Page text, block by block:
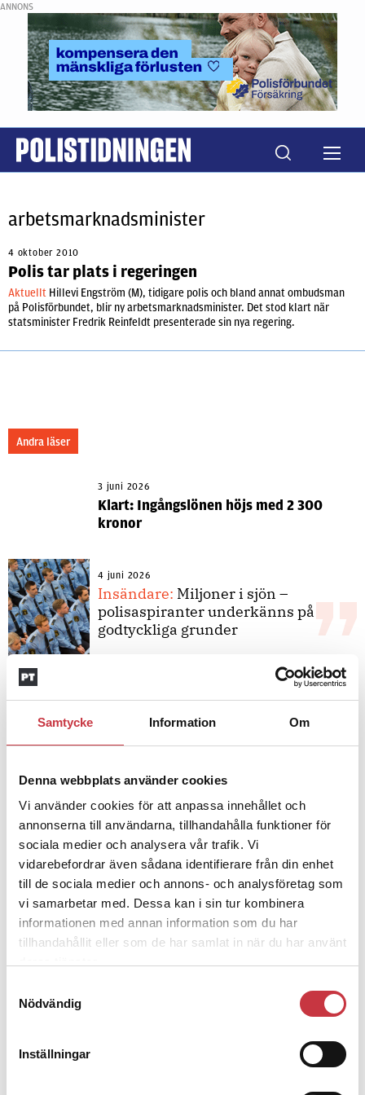
Samtycke Information Om
Denna webbplats använder cookies
Vi använder cookies för att anpassa innehållet och
annonserna till användarna, tillhandahålla funktioner för
sociala medier och analysera vår trafik. Vi
vidarebefordrar även sådana identifierare från din enhet
till de sociala medier och annons- och analysföretag som
vi samarbetar med. Dessa kan i sin tur kombinera
informationen med annan information som du har
tillhandahållit eller som de har samlat in när du har använt
Nödvändig
Inställningar
ANNONS
arbetsmarknadsminister
4 oktober 2010
Polis tar plats i regeringen
Aktuellt Hillevi Engström (M), tidigare polis och bland annat ombudsman
på Polisförbundet, blir ny arbetsmarknadsminister. Det stod klart när
statsminister Fredrik Reinfeldt presenterade sin nya regering.
Andra läser
3 juni 2026
Klart: Ingångslönen höjs med 2 300
kronor
4 juni 2026
Insändare: Miljoner i sjön –
polisaspiranter underkänns på
godtyckliga grunder
– nu ska han lära sig grunderna
4 juni 2026
Polisregionen erkänner fel: ”Kommer
att rättas till”
Debatt